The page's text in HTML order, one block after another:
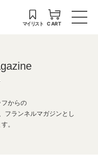
マイリスト CART
フからの
フランネルマガジンとし
。